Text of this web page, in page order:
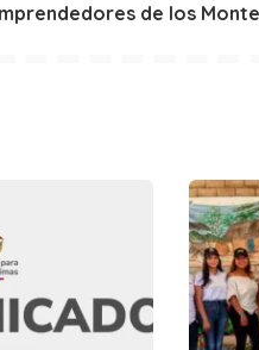
de los